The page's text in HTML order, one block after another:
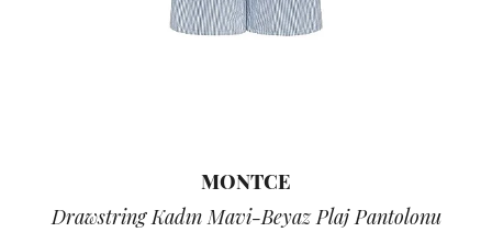
MONTCE
Drawstring Kadın Mavi-Beyaz Plaj Pantolonu